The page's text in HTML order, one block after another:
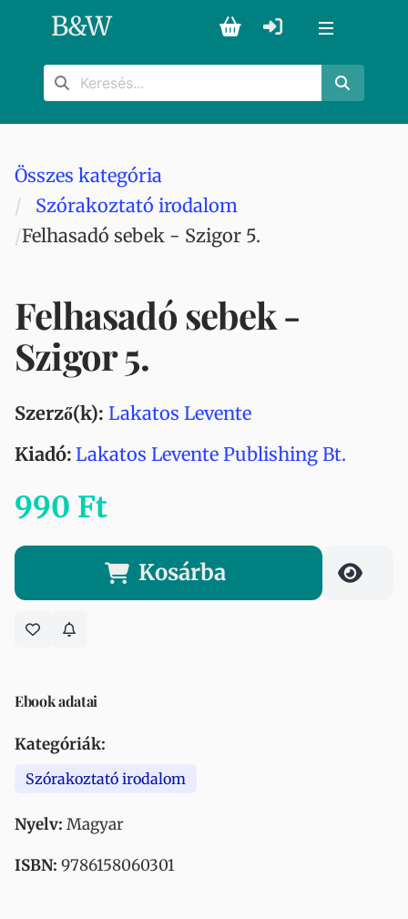
B&W
Összes kategória
Szórakoztató irodalom
Felhasadó sebek - Szigor 5.
Felhasadó sebek -
Szigor 5.
Szerző(k): Lakatos Levente
Kiadó: Lakatos Levente Publishing Bt.
990 Ft
Kosárba
Ebook adatai
Kategóriák:
Szórakoztató irodalom
Nyelv: Magyar
ISBN: 9786158060301